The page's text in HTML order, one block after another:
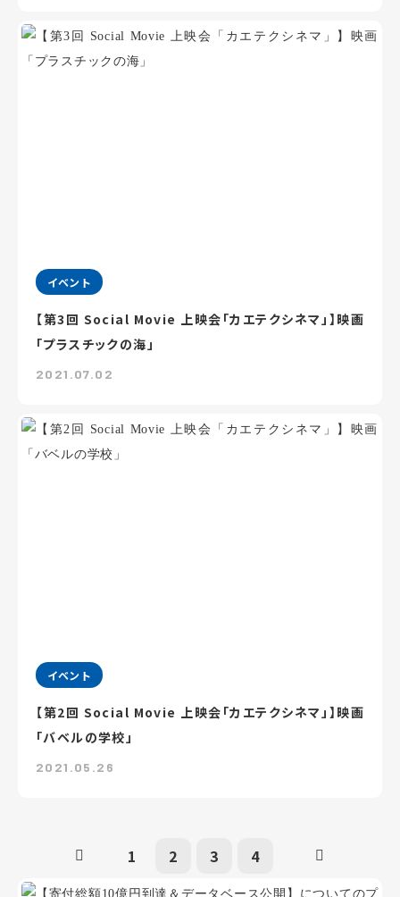
イベント
【第3回 Social Movie 上映会「カエテクシネマ」】映画
「プラスチックの海」
2021.07.02
イベント
【第2回 Social Movie 上映会「カエテクシネマ」】映画
「バベルの学校」
2021.05.26
1 2 3 4